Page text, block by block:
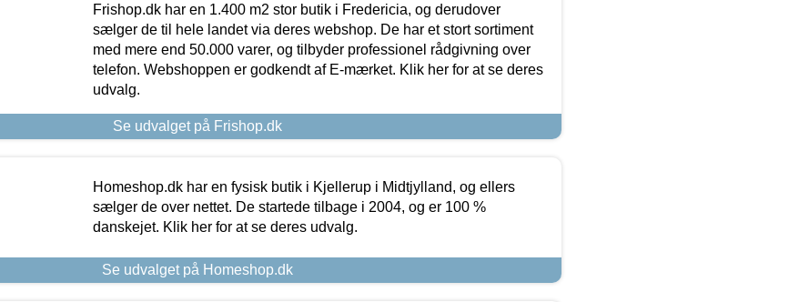
Frishop.dk har en 1.400 m2 stor butik i Fredericia, og derudover
sælger de til hele landet via deres webshop. De har et stort sortiment
med mere end 50.000 varer, og tilbyder professionel rådgivning over
telefon. Webshoppen er godkendt af E-mærket. Klik her for at se deres
udvalg.
Se udvalget på Frishop.dk
Homeshop.dk har en fysisk butik i Kjellerup i Midtjylland, og ellers
sælger de over nettet. De startede tilbage i 2004, og er 100 %
danskejet. Klik her for at se deres udvalg.
Se udvalget på Homeshop.dk